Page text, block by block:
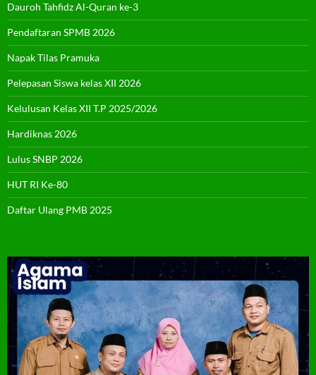
Dauroh Tahfidz Al-Quran ke-3
Pendaftaran SPMB 2026
Napak Tilas Pramuka
Pelepasan Siswa kelas XII 2026
Kelulusan Kelas XII T.P 2025/2026
Hardiknas 2026
Lulus SNBP 2026
HUT RI Ke-80
Daftar Ulang PMB 2025